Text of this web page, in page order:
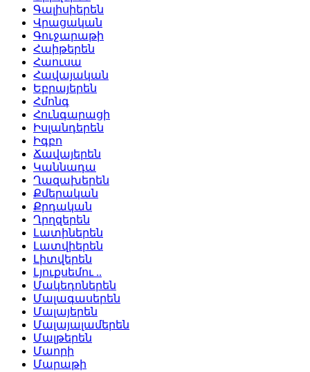
Գալիսիերեն
Վրացական
Գուջարաթի
Հաիթերեն
Հաուսա
Հավայական
Եբրայերեն
Հմոնգ
Հունգարացի
Իսլանդերեն
Իգբո
Ճավայերեն
Կաննադա
Ղազախերեն
Քմերական
Քրդական
Ղրղզերեն
Լատիներեն
Լատվիերեն
Լիտվերեն
Լյուքսեմու ..
Մակեդոներեն
Մալագասերեն
Մալայերեն
Մալայալամերեն
Մալթերեն
Մաորի
Մարաթի